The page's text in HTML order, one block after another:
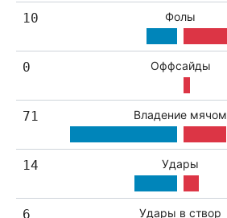
10 Фолы
0 Оффсайды
71 Владение мячом
14 Удары
6 Удары в створ